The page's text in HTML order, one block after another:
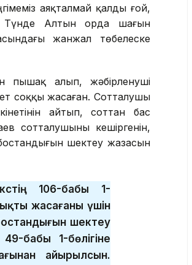
аяқталмай қалды ғой,
Түнде Алтын орда шағын
жанжал төбелеске
пышақ алып, жәбірленуші
соққы жасаған. Сотталушы
айтып, соттан бас
сотталушыны кешіргенін,
шектеу жазасын
106-бабы 1-
жасағаны үшін
шектеу
бабы 1-бөлігіне
айырылсын.